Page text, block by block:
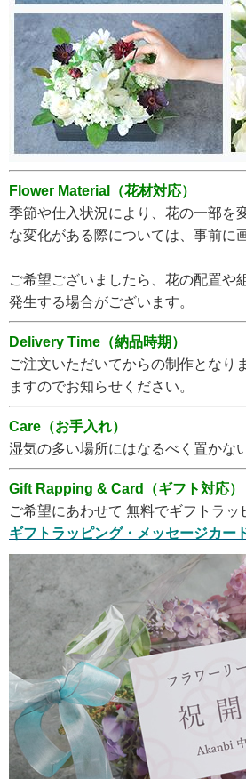
Flower Material（花材対応）
季節や仕入状況により、花の一部を
な変化がある際については、事前に
ご希望ございましたら、花の配置や
発生する場合がございます。
Delivery Time（納品時期）
ご注文いただいてからの制作となり
ますのでお知らせください。
Care（お手入れ）
湿気の多い場所にはなるべく置かな
Gift Rapping & Card（ギフト対応）
ご希望にあわせて 無料でギフトラ
ギフトラッピング・メッセージカー